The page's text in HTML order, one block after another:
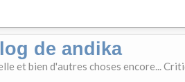
de andika
et bien d'autres choses encore...